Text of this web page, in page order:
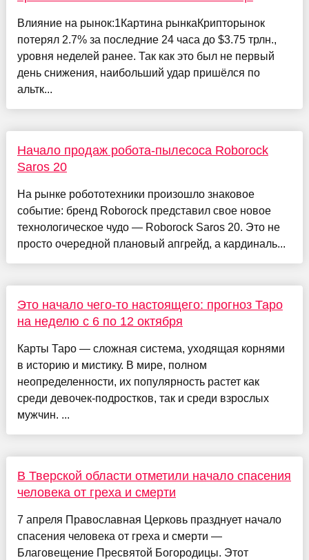
Влияние на рынок:1Картина рынкаКрипторынок
потерял 2.7% за последние 24 часа до $3.75 трлн.,
уровня неделей ранее. Так как это был не первый
день снижения, наибольший удар пришёлся по
альтк...
Начало продаж робота-пылесоса Roborock
Saros 20
На рынке робототехники произошло знаковое
событие: бренд Roborock представил свое новое
технологическое чудо — Roborock Saros 20. Это не
просто очередной плановый апгрейд, а кардиналь...
Это начало чего-то настоящего: прогноз Таро
на неделю с 6 по 12 октября
Карты Таро — сложная система, уходящая корнями
в историю и мистику. В мире, полном
неопределенности, их популярность растет как
среди девочек-подростков, так и среди взрослых
мужчин. ...
В Тверской области отметили начало спасения
человека от греха и смерти
7 апреля Православная Церковь празднует начало
спасения человека от греха и смерти —
Благовещение Пресвятой Богородицы. Этот